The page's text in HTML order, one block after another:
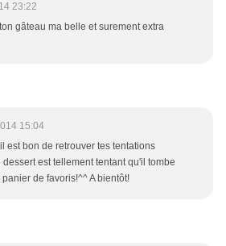
23:22
gâteau ma belle et surement extra
15:04
est bon de retrouver tes tentations
est tellement tentant qu'il tombe
de favoris!^^ A bientôt!